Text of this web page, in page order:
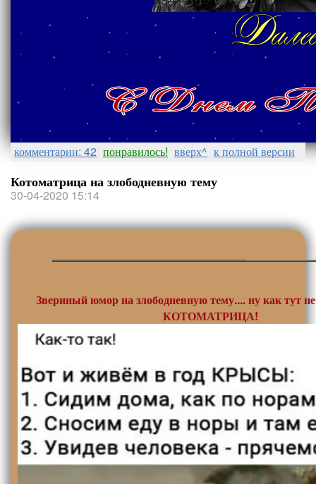
комментарии: 42 понравилось! вверх^ к полной версии
Котоматрица на злободневную тему
30-04-2020 15:14
Звериный юмор на злободневную тему.... ну как тут
КОТОМАТРИЦА!